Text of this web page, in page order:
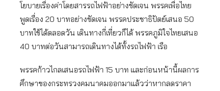
โยบายเรื่องค่าโดยสารรถไฟฟ้าอย่างชัดเจน พรรคเพื่อไทย
พูดเรื่อง 20 บาทอย่างชัดเจน พรรคประชาธิปัตย์เสนอ 50
บาทใช้ได้ตลอดวัน เดินทางกี่เที่ยวก็ได้ พรรคภูมิใจไทยเสนอ
40 บาทต่อวันสามารถเดินทางได้ทั้งรถไฟฟ้า เรือ
พรรคก้าวไกลเสนอรถไฟฟ้า 15 บาท และก่อนหน้านี้ผลการ
ศึกษาของกระทรวงคมนาคมออกมาแล้วว่าหากลดราคา